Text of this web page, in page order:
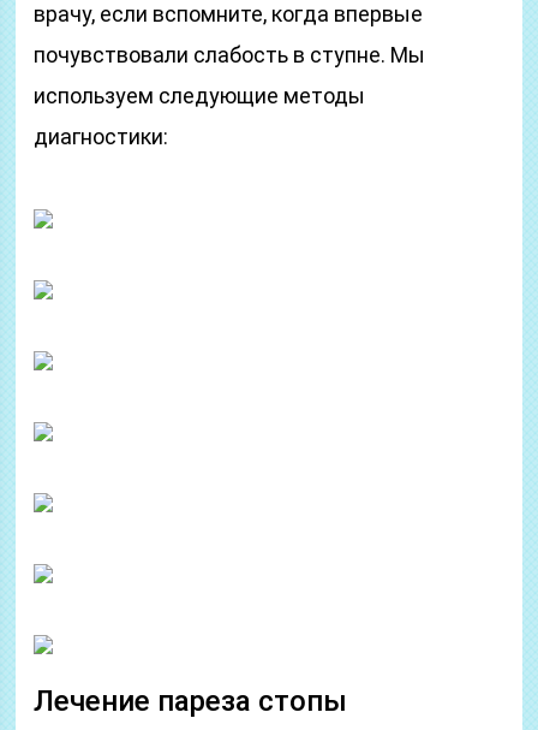
врачу, если вспомните, когда впервые
почувствовали слабость в ступне. Мы
используем следующие методы
диагностики:
Лечение пареза стопы